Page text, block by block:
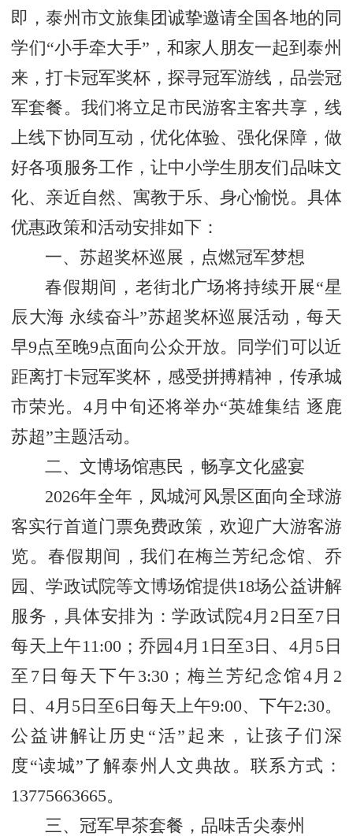
即，泰州市文旅集团诚挚邀请全国各地的同
学们“小手牵大手”，和家人朋友一起到泰州
来，打卡冠军奖杯，探寻冠军游线，品尝冠
军套餐。我们将立足市民游客主客共享，线
上线下协同互动，优化体验、强化保障，做
好各项服务工作，让中小学生朋友们品味文
化、亲近自然、寓教于乐、身心愉悦。具体
优惠政策和活动安排如下：
一、苏超奖杯巡展，点燃冠军梦想
春假期间，老街北广场将持续开展“星
辰大海 永续奋斗”苏超奖杯巡展活动，每天
早9点至晚9点面向公众开放。同学们可以近
距离打卡冠军奖杯，感受拼搏精神，传承城
市荣光。4月中旬还将举办“英雄集结 逐鹿
苏超”主题活动。
二、文博场馆惠民，畅享文化盛宴
2026年全年，凤城河风景区面向全球游
客实行首道门票免费政策，欢迎广大游客游
览。春假期间，我们在梅兰芳纪念馆、乔
园、学政试院等文博场馆提供18场公益讲解
服务，具体安排为：学政试院4月2日至7日
每天上午11:00；乔园4月1日至3日、4月5日
至7日每天下午3:30；梅兰芳纪念馆4月2
日、4月5日至6日每天上午9:00、下午2:30。
公益讲解让历史“活”起来，让孩子们深
度“读城”了解泰州人文典故。联系方式：
13775663665。
三、冠军早茶套餐，品味舌尖泰州